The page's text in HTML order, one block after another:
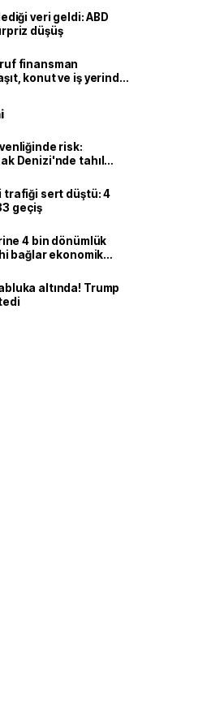
veri geldi: ABD
düşüş
finansman
konut ve iş yerinde
risk:
Denizi'nde tahıl
trafiği sert düştü: 4
geçiş
4 bin dönümlük
bağlar ekonomik
altında! Trump